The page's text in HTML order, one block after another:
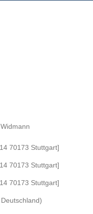
Widmann
70173 Stuttgart]
70173 Stuttgart]
70173 Stuttgart]